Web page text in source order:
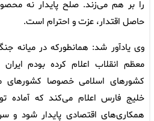
را بر هم می‌زند. صلح پایدار نه
حاصل اقتدار، عزت و احترام است.
وی یادآور شد: همانطورکه در میانه
معظم انقلاب اعلام کرده بودم
کشورهای اسلامی خصوصا کشورهای
‌خلیج‌ فارس اعلام می‌کند که آماده
همکاری‌های اقتصادی پایدار شود و